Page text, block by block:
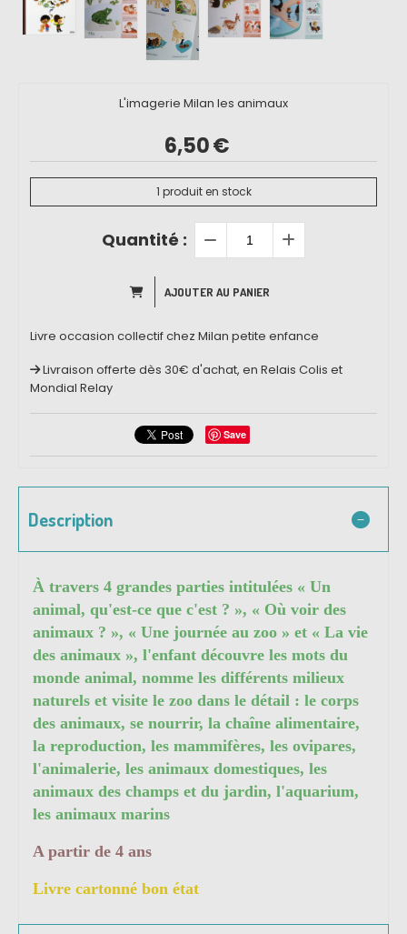
L'imagerie Milan les animaux
6,50€
1 produit en stock
Quantité :
AJOUTER AU PANIER
Livre occasion collectif chez Milan petite enfance
Livraison offerte dès 30€ d'achat, en Relais Colis et
Mondial Relay
Save
Description
À travers 4 grandes parties intitulées « Un
animal, qu'est-ce que c'est ? », « Où voir des
animaux ? », « Une journée au zoo » et « La vie
des animaux », l'enfant découvre les mots du
monde animal, nomme les différents milieux
naturels et visite le zoo dans le détail : le corps
des animaux, se nourrir, la chaîne alimentaire,
la reproduction, les mammifères, les ovipares,
l'animalerie, les animaux domestiques, les
animaux des champs et du jardin, l'aquarium,
les animaux marins
A partir de 4 ans
Livre cartonné bon état